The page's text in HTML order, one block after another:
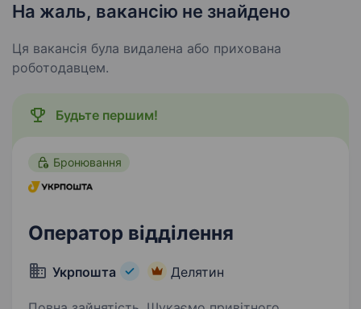
На жаль, вакансію не знайдено
Ця вакансія була видалена або прихована
роботодавцем.
Будьте першим!
Бронювання
Оператор відділення
Укрпошта Делятин